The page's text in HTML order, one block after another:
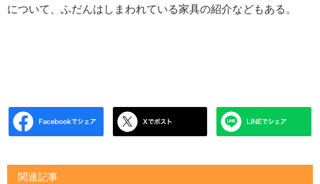
について、ふだんはしまわれている家具の紹介などもある。
関連記事